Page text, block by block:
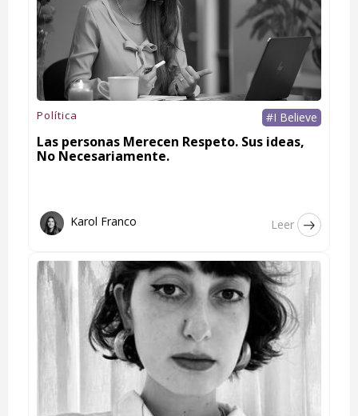
Política #I Believe
Las personas Merecen Respeto. Sus ideas,
No Necesariamente.
Karol Franco Leer